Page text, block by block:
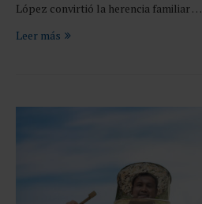
López convirtió la herencia familiar …
Leer más